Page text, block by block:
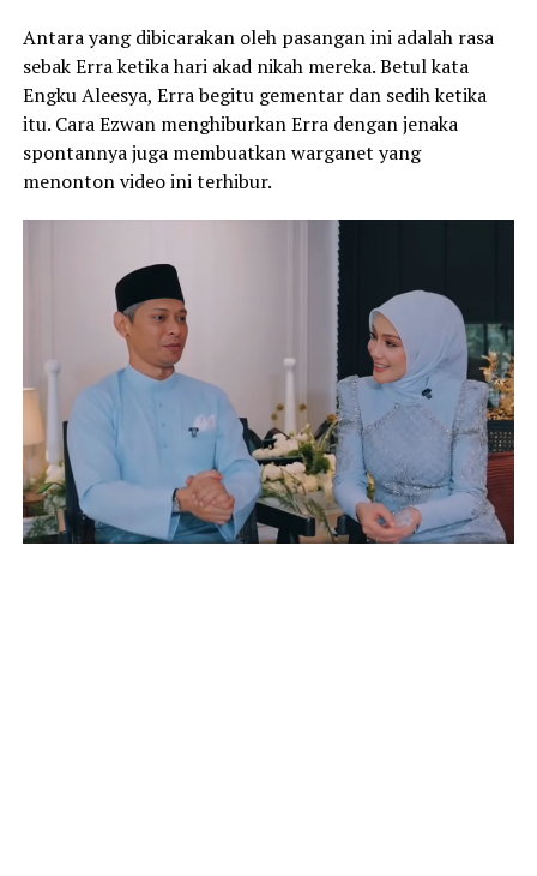
Antara yang dibicarakan oleh pasangan ini adalah rasa
sebak Erra ketika hari akad nikah mereka. Betul kata
Engku Aleesya, Erra begitu gementar dan sedih ketika
itu. Cara Ezwan menghiburkan Erra dengan jenaka
spontannya juga membuatkan warganet yang
menonton video ini terhibur.